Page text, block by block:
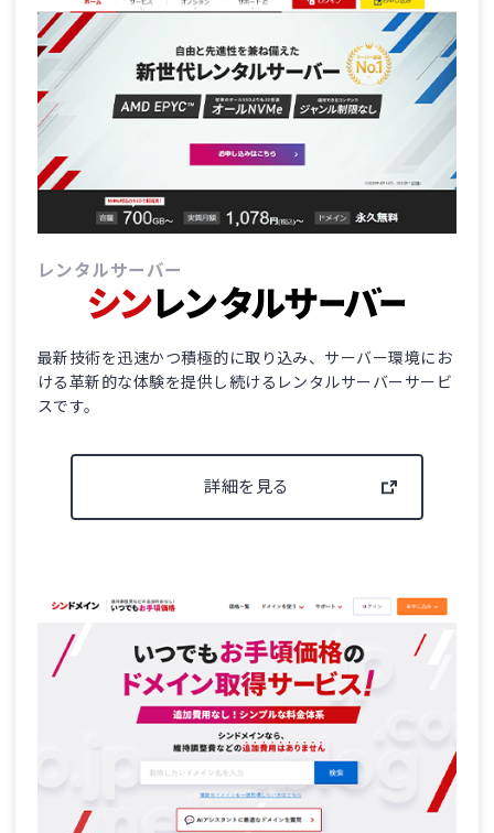
レンタルサーバー
最新技術を迅速かつ積極的に取り込み、サーバー環境にお
ける革新的な体験を提供し続けるレンタルサーバーサービ
スです。
詳細を見る